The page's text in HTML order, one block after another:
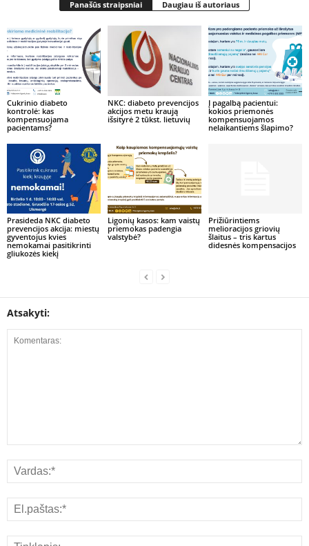
Panašūs straipsniai Daugiau iš autoriaus
Cukrinio diabeto
kontrolė: kas
kompensuojama
pacientams?
NKC: diabeto prevencijos
akcijos metu kraują
išsityrė 2 tūkst. lietuvių
Į pagalbą pacientui:
kokios priemonės
kompensuojamos
nelaikantiems šlapimo?
Prasideda NKC diabeto
prevencijos akcija: miestų
gyventojus kvies
nemokamai pasitikrinti
gliukozės kiekį
Ligonių kasos: kam vaistų
priemokas padengia
valstybė?
Prižiūrintiems
melioracijos griovių
šlaitus – tris kartus
didesnės kompensacijos
Atsakyti: